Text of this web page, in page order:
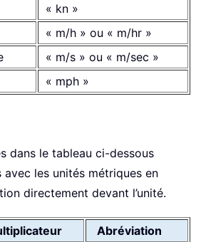
« kn »
« m/h » ou « m/hr »
« m/s » ou « m/sec »
« mph »
dans le tableau ci-dessous
les unités métriques en
directement devant l’unité.
Abréviation